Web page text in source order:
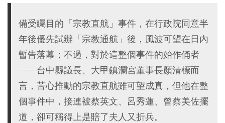
備受矚目的「宗教直航」事件，在行政院同意半
年後優先試辦「宗教通航」後，風波可望在日內
暫告落幕；不過，對於這整個事件的始作俑者
──台中縣議長、大甲鎮瀾宮董事長顏清標而
言，苦心推動的宗教直航雖可望成真，但他在整
個事件中，接連被蔡英文、呂秀蓮、曾蔡美佐擺
道，卻可稱得上是賠了夫人又折兵。